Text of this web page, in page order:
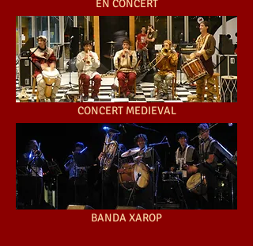
EN CONCERT
CONCERT MEDIEVAL
BANDA XAROP